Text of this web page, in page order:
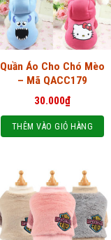
Quần Áo Cho Chó Mèo
– Mã QACC179
30.000₫
THÊM VÀO GIỎ HÀNG